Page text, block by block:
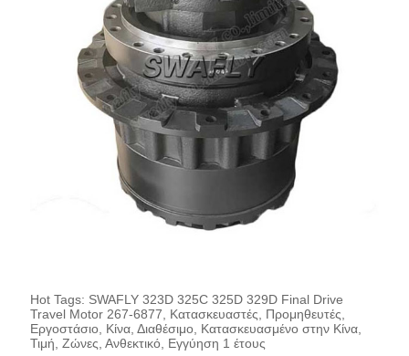
Hot Tags: SWAFLY 323D 325C 325D 329D Final Drive
Travel Motor 267-6877, Κατασκευαστές, Προμηθευτές,
Εργοστάσιο, Κίνα, Διαθέσιμο, Κατασκευασμένο στην Κίνα,
Τιμή, Ζώνες, Ανθεκτικό, Εγγύηση 1 έτους